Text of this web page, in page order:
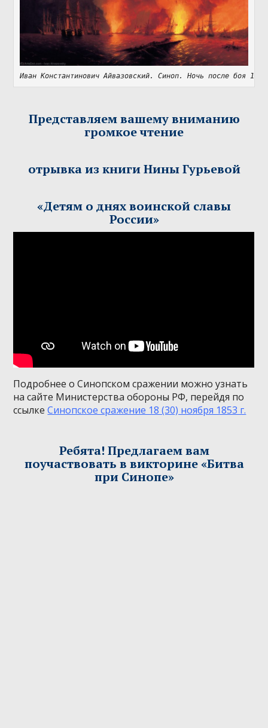
Иван Константинович Айвазовский. Синоп. Ночь после боя 18
Представляем вашему вниманию
громкое чтение
отрывка из книги Нины Гурьевой
«Детям о днях воинской славы
России»
Подробнее о Синопском сражении можно узнать
на сайте Министерства обороны РФ, перейдя по
ссылкеСинопское сражение 18 (30) ноября 1853 г.
Ребята! Предлагаем вам
поучаствовать в викторине «Битва
при Синопе»